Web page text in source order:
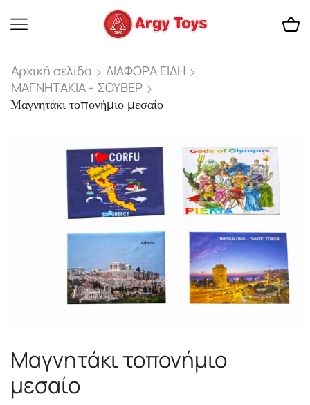
Αρχική σελίδα
ΔΙΑΦΟΡΑ ΕΙΔΗ
ΜΑΓΝΗΤΑΚΙΑ - ΣΟΥΒΕΡ
Μαγνητάκι τοπονήμιο μεσαίο
Μαγνητάκι τοπονήμιο
μεσαίο